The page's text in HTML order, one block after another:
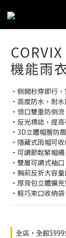
機能雨
‧側開秒穿即行
‧高度防水，耐
‧領口雙重防倒
‧反光標誌，提
‧3D立體帽簷防
‧隱藏式雨帽可
‧可調節鬆緊帽
‧雙層可調式袖
‧胸前反折大容
‧厚背包立體擴
‧輕巧束口收納袋
全店，全館